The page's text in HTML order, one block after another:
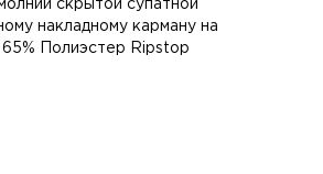
скрытой супатной
накладному карману на
Полиэстер Ripstop